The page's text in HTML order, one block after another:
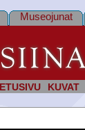
ETUSIVU KUVAT
Museojunat